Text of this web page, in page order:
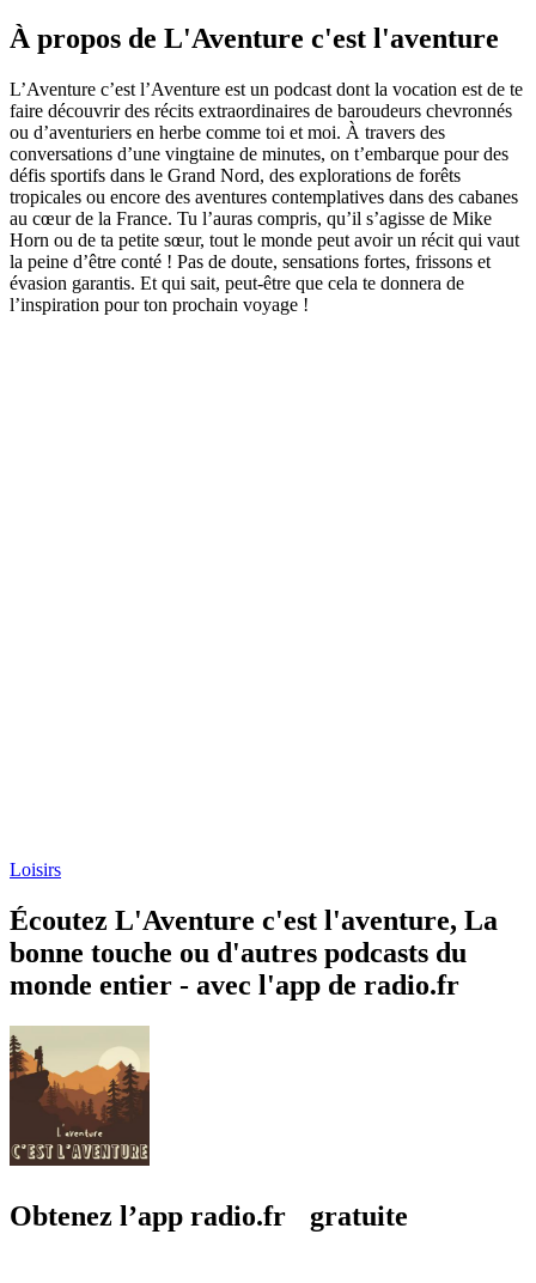
À propos de L'Aventure c'est l'aventure
L’Aventure c’est l’Aventure est un podcast dont la vocation est de te
faire découvrir des récits extraordinaires de baroudeurs chevronnés
ou d’aventuriers en herbe comme toi et moi. À travers des
conversations d’une vingtaine de minutes, on t’embarque pour des
défis sportifs dans le Grand Nord, des explorations de forêts
tropicales ou encore des aventures contemplatives dans des cabanes
au cœur de la France. Tu l’auras compris, qu’il s’agisse de Mike
Horn ou de ta petite sœur, tout le monde peut avoir un récit qui vaut
la peine d’être conté ! Pas de doute, sensations fortes, frissons et
évasion garantis. Et qui sait, peut-être que cela te donnera de
l’inspiration pour ton prochain voyage !
Loisirs
Écoutez L'Aventure c'est l'aventure, La
bonne touche ou d'autres podcasts du
monde entier - avec l'app de radio.fr
Obtenez l’app radio.fr gratuite